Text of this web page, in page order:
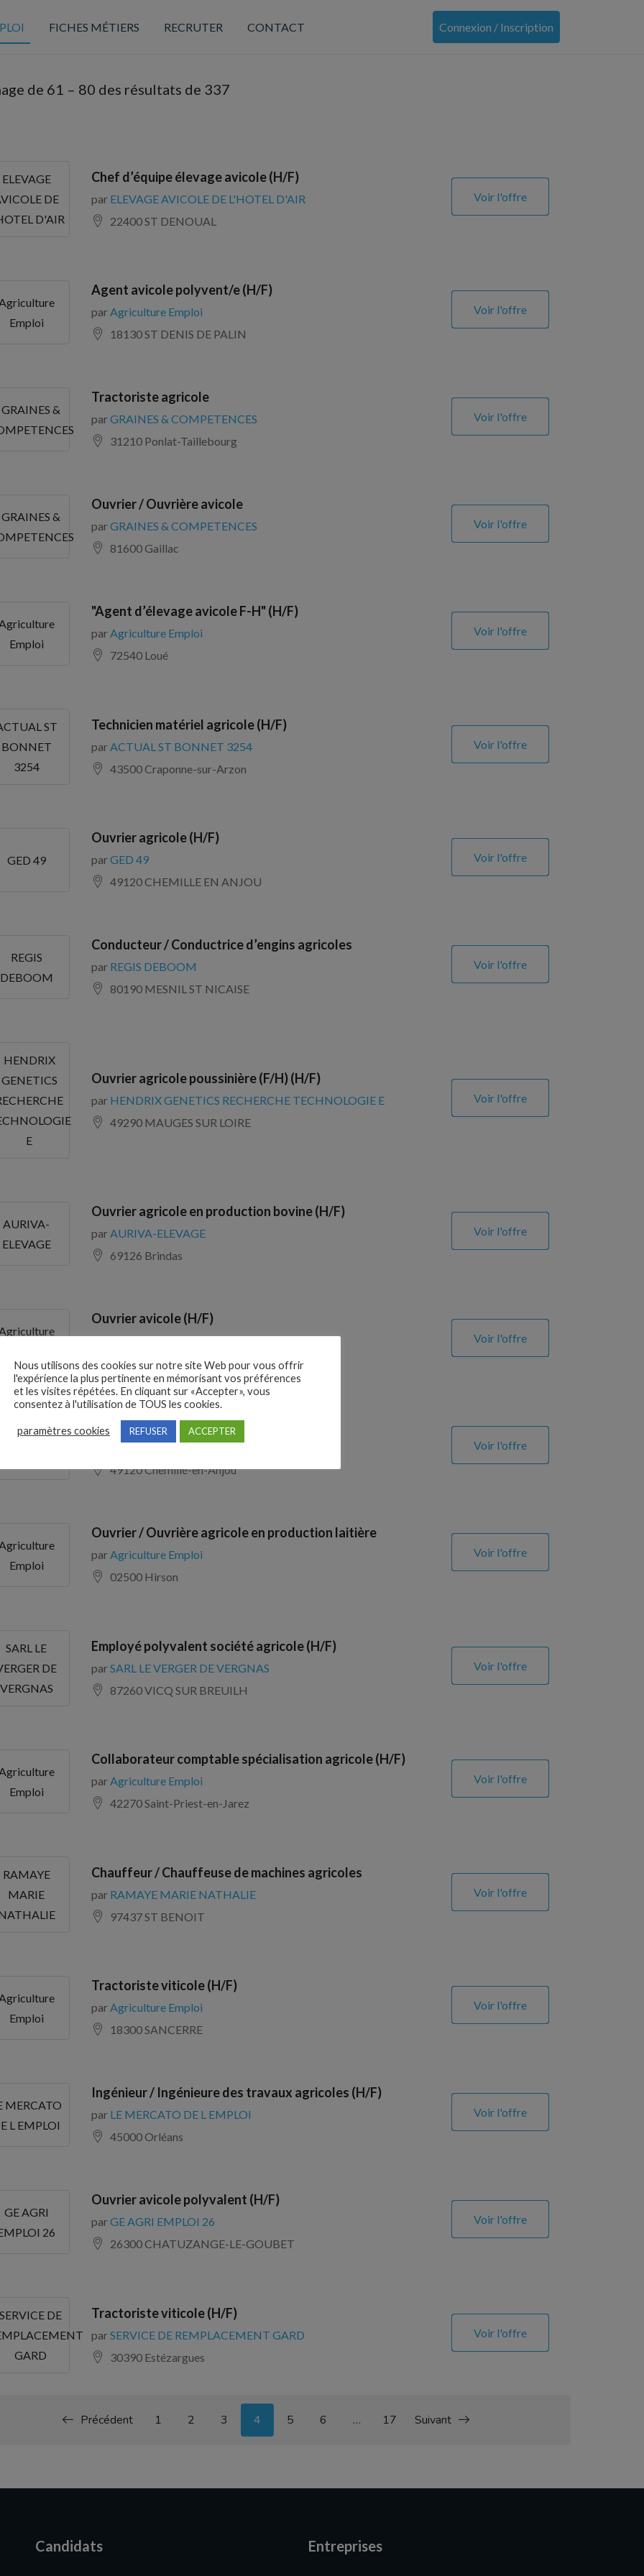
FICHES MÉTIERS RECRUTER CONTACT Connexion / Inscription
de 61 – 80 des résultats de 337
ELEVAGE
DE
D'AIR
Chef d’équipe élevage avicole (H/F)
par ELEVAGE AVICOLE DE L'HOTEL D'AIR
22400 ST DENOUAL
Voir l'offre
Agriculture
Emploi
Agent avicole polyvent/e (H/F)
parAgriculture Emploi
18130 ST DENIS DE PALIN
Voir l'offre
GRAINES &
Tractoriste agricole
parGRAINES & COMPETENCES
31210 Ponlat-Taillebourg
Voir l'offre
GRAINES &
Ouvrier / Ouvrière avicole
parGRAINES & COMPETENCES
81600 Gaillac
Voir l'offre
Agriculture
Emploi
"Agent d’élevage avicole F-H" (H/F)
parAgriculture Emploi
72540 Loué
Voir l'offre
ST
BONNET
3254
Technicien matériel agricole (H/F)
par ACTUAL ST BONNET 3254
43500 Craponne-sur-Arzon
Voir l'offre
GED 49
Ouvrier agricole (H/F)
parGED 49
49120 CHEMILLE EN ANJOU
Voir l'offre
REGIS
DEBOOM
Conducteur / Conductrice d’engins agricoles
par REGIS DEBOOM
80190 MESNIL ST NICAISE
Voir l'offre
HENDRIX
GENETICS
E
Ouvrier agricole poussinière (F/H) (H/F)
par HENDRIX GENETICS RECHERCHE TECHNOLOGIE E
49290 MAUGES SUR LOIRE
Voir l'offre
AURIVA-
ELEVAGE
Ouvrier agricole en production bovine (H/F)
parAURIVA-ELEVAGE
69126 Brindas
Voir l'offre
Agriculture
Ouvrier avicole (H/F)
parAgriculture Emploi
49110 Mauges-sur-Loire
Voir l'offre
Agriculture
Ouvrier avicole (H/F)
Agriculture Emploi
49120 Chemillé-en-Anjou
Voir l'offre
Agriculture
Emploi
Ouvrier / Ouvrière agricole en production laitière
parAgriculture Emploi
02500 Hirson
Voir l'offre
SARL LE
DE
VERGNAS
Employé polyvalent société agricole (H/F)
parSARL LE VERGER DE VERGNAS
87260 VICQ SUR BREUILH
Voir l'offre
Agriculture
Emploi
Collaborateur comptable spécialisation agricole (H/F)
parAgriculture Emploi
42270 Saint-Priest-en-Jarez
Voir l'offre
RAMAYE
MARIE
Chauffeur / Chauffeuse de machines agricoles
par RAMAYE MARIE NATHALIE
97437 ST BENOIT
Voir l'offre
Agriculture
Emploi
Tractoriste viticole (H/F)
parAgriculture Emploi
18300 SANCERRE
Voir l'offre
MERCATO
L EMPLOI
Ingénieur / Ingénieure des travaux agricoles (H/F)
par LE MERCATO DE L EMPLOI
45000 Orléans
Voir l'offre
GE AGRI
26
Ouvrier avicole polyvalent (H/F)
parGE AGRI EMPLOI 26
26300 CHATUZANGE-LE-GOUBET
Voir l'offre
SERVICE DE
GARD
Tractoriste viticole (H/F)
parSERVICE DE REMPLACEMENT GARD
30390 Estézargues
Voir l'offre
Précédent 1 2 3 4 5 6 … 17 Suivant
Candidats Entreprises
Nous utilisons des cookies sur notre site Web pour vous offrir
l'expérience la plus pertinente en mémorisant vos préférences
et les visites répétées. En cliquant sur «Accepter», vous
consentez à l'utilisation de TOUS les cookies.
paramètres cookies REFUSER ACCEPTER